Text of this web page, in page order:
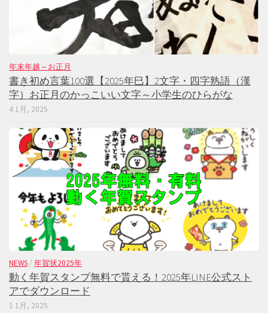
年末年越～お正月
書き初め言葉100選【2025年巳】2文字・四字熟語（漢
字）お正月のかっこいい文字～小学生のひらがな
4 1月, 2025
NEWS / 年賀状2025年
動く年賀スタンプ無料で貰える！2025年LINE公式スト
アでダウンロード
1 1月, 2025